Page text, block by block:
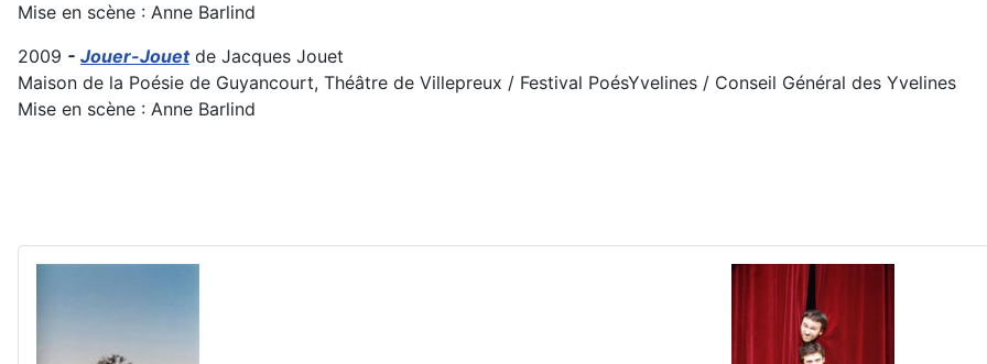
Mise en scène : Anne Barlind
2009 - Jouer-Jouet de Jacques Jouet
Maison de la Poésie de Guyancourt, Théâtre de Villepreux / Festival PoésYvelines / Conseil Général des Yvelines
Mise en scène : Anne Barlind